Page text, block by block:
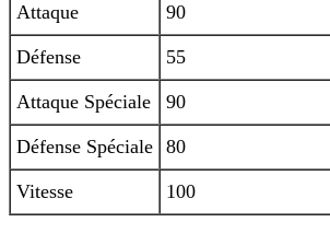
Attaque 90
Défense 55
Attaque Spéciale 90
Défense Spéciale 80
Vitesse 100